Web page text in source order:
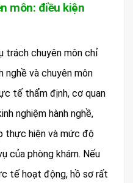
môn: điều kiện
trách chuyên môn chỉ
nghề và chuyên môn
tế thẩm định, cơ quan
nghiệm hành nghề,
thực hiện và mức độ
của phòng khám. Nếu
tế hoạt động, hồ sơ rất